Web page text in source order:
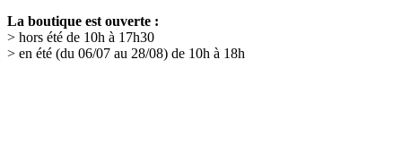
La boutique est ouverte :
> hors été de 10h à 17h30
> en été (du 06/07 au 28/08) de 10h à 18h